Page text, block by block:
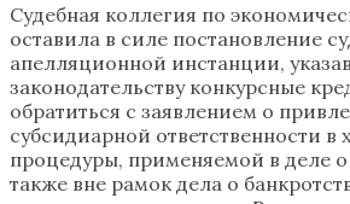
Судебная коллегия по
оставила в силе постановление
апелляционной инстанции,
законодательству конкурсные
обратиться с заявлением о
субсидиарной ответственности в
процедуры, применяемой в деле о
также вне рамок дела о